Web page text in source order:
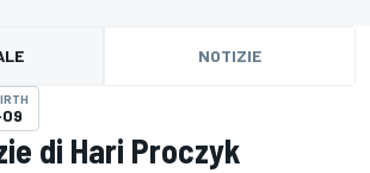
NOTIZIE
09
di Hari Proczyk